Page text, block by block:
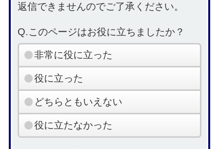
返信できませんのでご了承ください。
Q.このページはお役に立ちましたか？
非常に役に立った
役に立った
どちらともいえない
役に立たなかった